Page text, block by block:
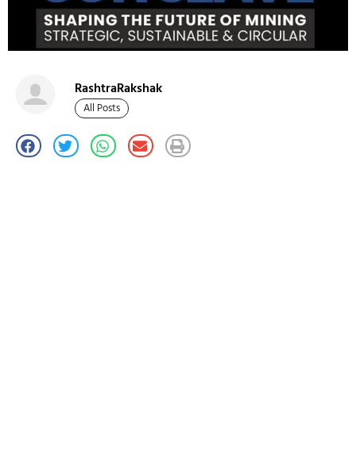
RashtraRakshak
All Posts